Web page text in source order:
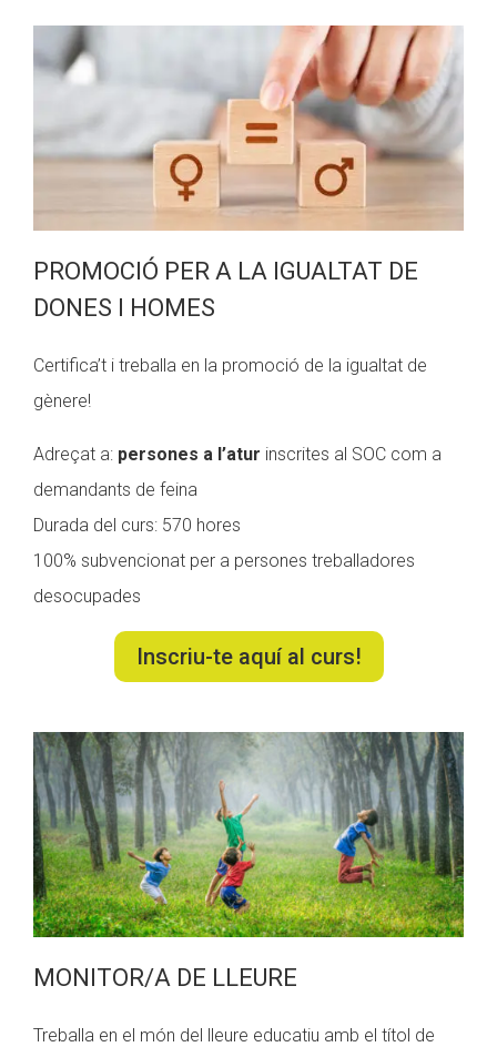
PROMOCIÓ PER A LA IGUALTAT DE
DONES I HOMES
Certifica’t i treballa en la promoció de la igualtat de
gènere!
Adreçat a: persones a l’atur inscrites al SOC com a
demandants de feina
Durada del curs: 570 hores
100% subvencionat per a persones treballadores
desocupades
Inscriu-te aquí al curs!
MONITOR/A DE LLEURE
Treballa en el món del lleure educatiu amb el títol de